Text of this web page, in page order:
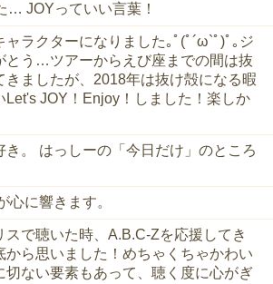
… JOYっていい言葉！
ラクターになりました｡ﾟ(ﾟ´ω`ﾟ)ﾟ｡ジ
とう…ツアーからえび座までの間は抜
きましたが、2018年は抜け殻になる暇
Let's JOY！Enjoy！しました！楽しか
き。 はっしーの「今日だけ」のところ
心に響きます。
スで聴いた時、A.B.C-Zを応援してき
から思いました！めちゃくちゃかわい
切ない要素もあって、聴く度に心がぎ